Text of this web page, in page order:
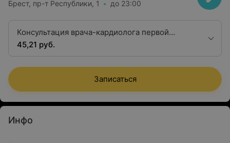
Брест, пр-т Республики, 1 до 23:00
Консультация врача-кардиолога первой
квалификационной категории
45,21 руб.
Записаться
Инфо